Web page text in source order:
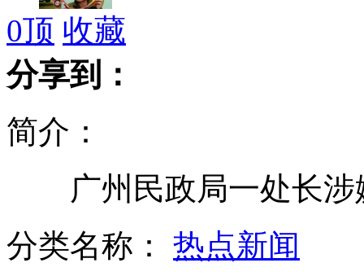
退役体育明星的生存之道
台风“海葵”袭击浙江台州
0顶 收藏
分享到：
简介：
广州民政局一处长涉
分类名称： 热点新闻